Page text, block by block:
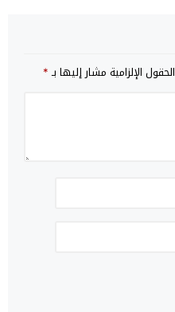
الحقول الإلزامية مشار إليها بـ*